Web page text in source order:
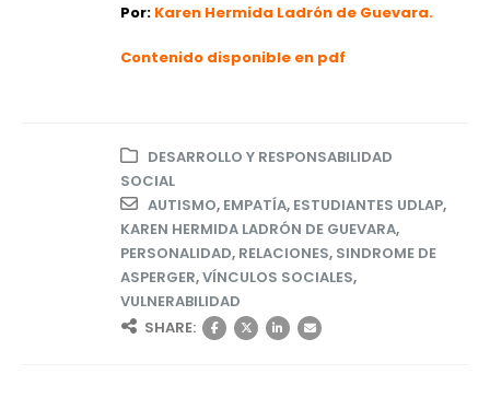
Por: Karen Hermida Ladrón de Guevara.
Contenido disponible en pdf
DESARROLLO Y RESPONSABILIDAD
SOCIAL
AUTISMO, EMPATÍA, ESTUDIANTES UDLAP,
KAREN HERMIDA LADRÓN DE GUEVARA,
PERSONALIDAD, RELACIONES, SINDROME DE
ASPERGER,VÍNCULOS SOCIALES,
VULNERABILIDAD
SHARE: